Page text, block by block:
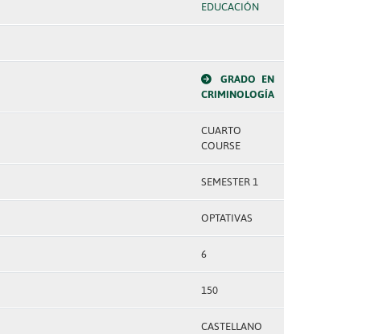
EDUCACIÓN
GRADO EN
CRIMINOLOGÍA
CUARTO
COURSE
SEMESTER 1
OPTATIVAS
6
150
CASTELLANO